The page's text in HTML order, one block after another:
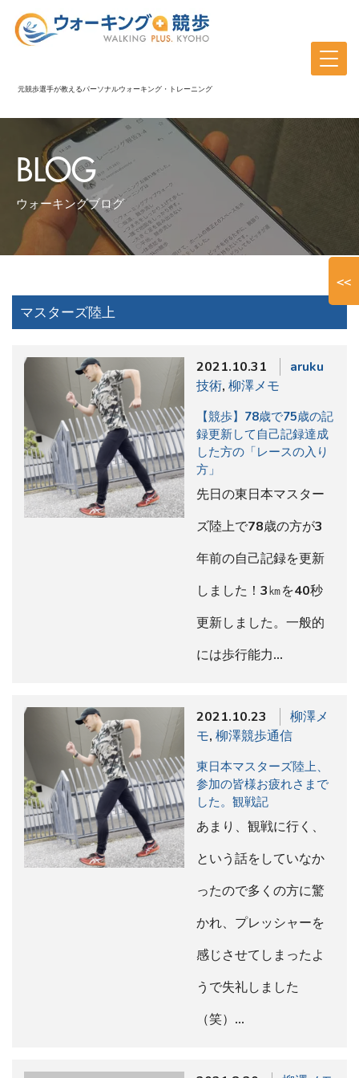
元競歩選手が教えるパーソナルウォーキング・トレーニング
BLOG
ウォーキングブログ
マスターズ陸上
2021.10.31
aruku
技術, 柳澤メモ
【競歩】78歳で75歳の記
録更新して自己記録達成
した方の「レースの入り
方」
先日の東日本マスター
ズ陸上で78歳の方が3
年前の自己記録を更新
しました！3㎞を40秒
更新しました。一般的
には歩行能力…
2021.10.23
柳澤メ
モ, 柳澤競歩通信
東日本マスターズ陸上、
参加の皆様お疲れさまで
した。観戦記
あまり、観戦に行く、
という話をしていなか
ったので多くの方に驚
かれ、プレッシャーを
感じさせてしまったよ
うで失礼しました
（笑）…
<<